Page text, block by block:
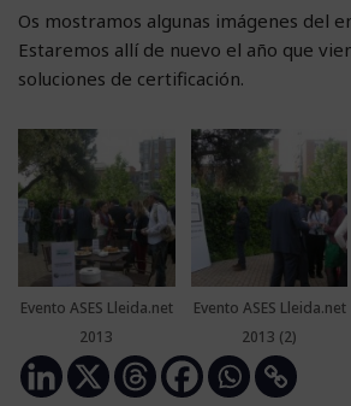
Os mostramos algunas imágenes del
Estaremos allí de nuevo el año que
soluciones de certificación.
Evento ASES Lleida.net
2013
Evento ASES Lleida.net
2013 (2)